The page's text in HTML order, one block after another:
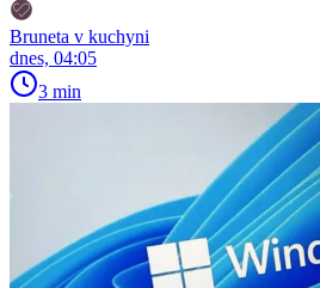
Bruneta v kuchyni
dnes, 04:05
3 min